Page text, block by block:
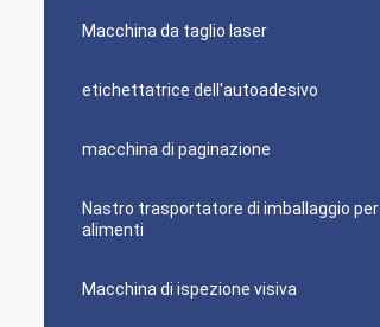
Macchina da taglio laser
etichettatrice dell'autoadesivo
macchina di paginazione
Nastro trasportatore di imballaggio per
alimenti
Macchina di ispezione visiva